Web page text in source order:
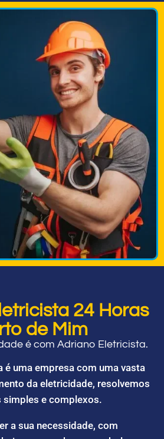
24 Horas
de Mim
é com Adriano Eletricista.
é uma empresa com uma vasta
da eletricidade, resolvemos
e complexos.
a sua necessidade, com